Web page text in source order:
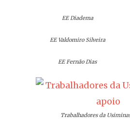
EE Diadema
EE Valdomiro Silveira
EE Fernão Dias
Trabalhadores da